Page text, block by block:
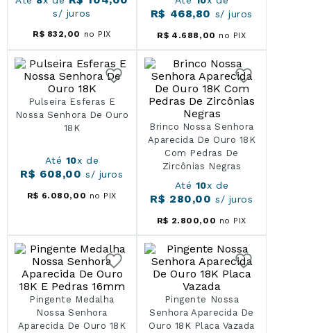
s/ juros
R$ 832, 00 no PIX
R$ 468,80 s/ juros
R$ 4 .688 , 00 no PIX
Pulseira Esferas E
Nossa Senhora De Ouro
18K
Até 10x de
R$ 608,00 s/ juros
R$ 6. 080, 00 no PIX
Brinco Nossa Senhora
Aparecida De Ouro 18K
Com Pedras De
Zircônias Negras
Até 10x de
R$ 280,00 s/ juros
R$ 2. 800, 00 no PIX
Pingente Medalha
Nossa Senhora
Aparecida De Ouro 18K
Pingente Nossa
Senhora Aparecida De
Ouro 18K Placa Vazada